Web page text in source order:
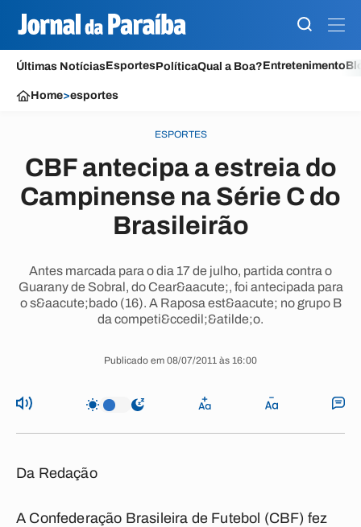
Últimas NotíciasEsportesPolíticaQual a Boa?Entretenimento
Home>esportes
ESPORTES
CBF antecipa a estreia do
Campinense na Série C do
Brasileirão
Antes marcada para o dia 17 de julho, partida contra o
Guarany de Sobral, do Cear&aacute;, foi antecipada para
o s&aacute;bado (16). A Raposa est&aacute; no grupo B
da competi&ccedil;&atilde;o.
Publicado em 08/07/2011 às 16:00
Da Redação
A Confederação Brasileira de Futebol (CBF) fez